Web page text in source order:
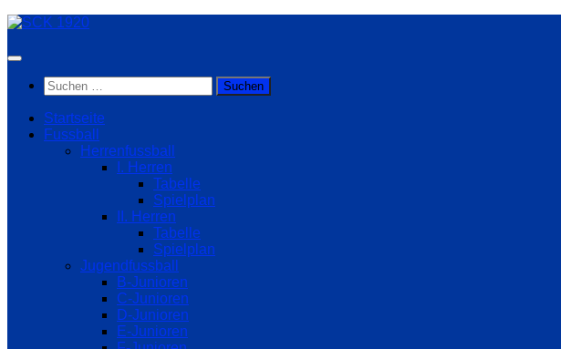
Zum
springen
Suchen
nach:
Startseite
Fussball
Herrenfussball
I. Herren
Tabelle
Spielplan
II. Herren
Tabelle
Spielplan
Jugendfussball
B-Junioren
C-Junioren
D-Junioren
E-Junioren